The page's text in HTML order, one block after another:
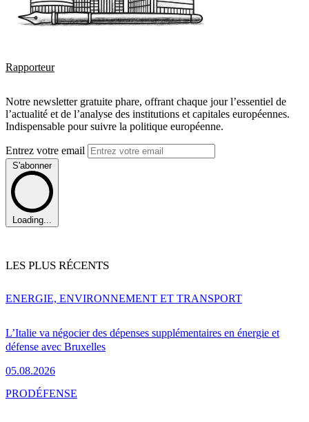
Rapporteur
Notre newsletter gratuite phare, offrant chaque jour l’essentiel de
l’actualité et de l’analyse des institutions et capitales européennes.
Indispensable pour suivre la politique européenne.
Entrez votre email
S'abonner
Loading...
LES PLUS RÉCENTS
L’Italie va négocier des dépenses supplémentaires en énergie et
défense avec Bruxelles
05.08.2026
ENERGIE, ENVIRONNEMENT ET TRANSPORT
PRODÉFENSE